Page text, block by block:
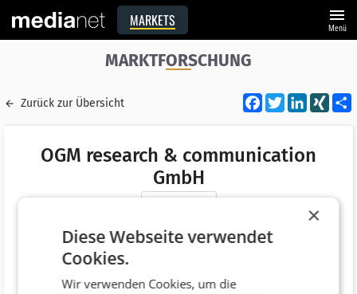
MARKETS menu
Menü
MARKTFORSCHUNG
Zurück zur Übersicht Facebook
Twitter XING
OGM research & communication
GmbH
Adresse
Bösendorferstraße 2
Telefonnummer
+43 (1) 50650
×
Diese Webseite verwendet
Cookies.
Wir verwenden Cookies, um die